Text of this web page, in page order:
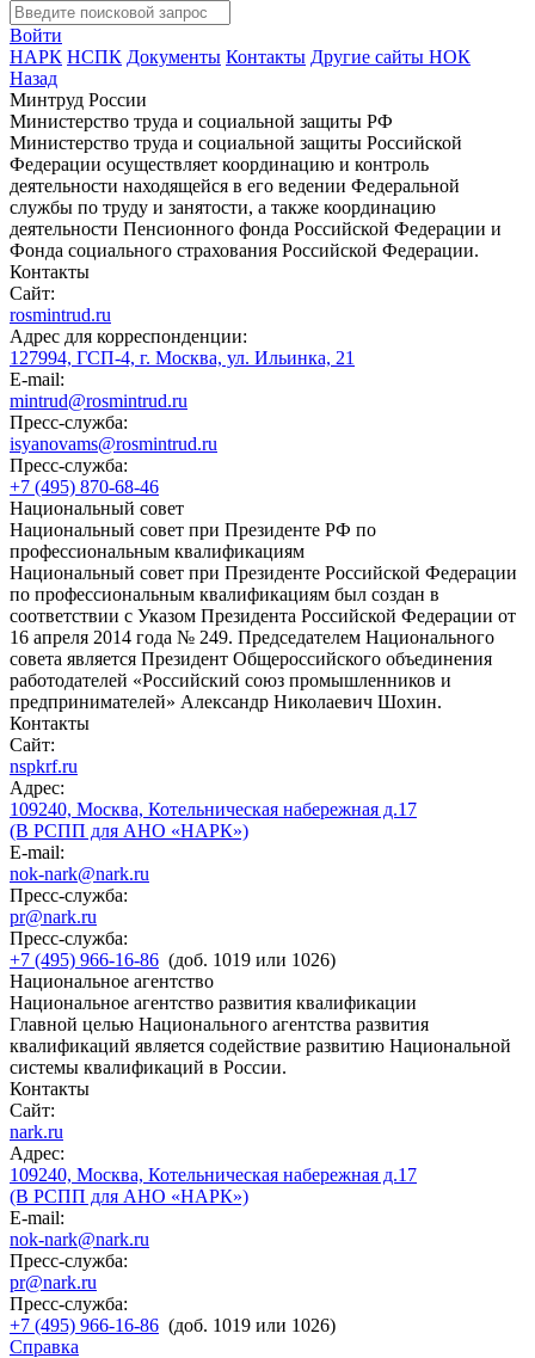
Войти
НАРК НСПК Документы Контакты Другие сайты НОК
Назад
Минтруд России
Министерство труда и социальной защиты РФ
Министерство труда и социальной защиты Российской
Федерации осуществляет координацию и контроль
деятельности находящейся в его ведении Федеральной
службы по труду и занятости, а также координацию
деятельности Пенсионного фонда Российской Федерации и
Фонда социального страхования Российской Федерации.
Контакты
Сайт:
rosmintrud.ru
Адрес для корреспонденции:
127994, ГСП-4, г. Москва, ул. Ильинка, 21
E-mail:
mintrud@rosmintrud.ru
Пресс-служба:
isyanovams@rosmintrud.ru
Пресс-служба:
+7 (495) 870-68-46
Национальный совет
Национальный совет при Президенте РФ по
профессиональным квалификациям
Национальный совет при Президенте Российской Федерации
по профессиональным квалификациям был создан в
соответствии с Указом Президента Российской Федерации от
16 апреля 2014 года № 249. Председателем Национального
совета является Президент Общероссийского объединения
работодателей «Российский союз промышленников и
предпринимателей» Александр Николаевич Шохин.
Контакты
Сайт:
nspkrf.ru
Адрес:
109240, Москва, Котельническая набережная д.17
(В РСПП для АНО «НАРК»)
E-mail:
nok-nark@nark.ru
Пресс-служба:
pr@nark.ru
Пресс-служба:
+7 (495) 966-16-86 (доб. 1019 или 1026)
Национальное агентство
Национальное агентство развития квалификации
Главной целью Национального агентства развития
квалификаций является содействие развитию Национальной
системы квалификаций в России.
Контакты
Сайт:
nark.ru
Адрес:
109240, Москва, Котельническая набережная д.17
(В РСПП для АНО «НАРК»)
E-mail:
nok-nark@nark.ru
Пресс-служба:
pr@nark.ru
Пресс-служба:
+7 (495) 966-16-86 (доб. 1019 или 1026)
Справка